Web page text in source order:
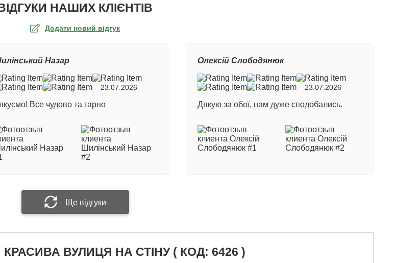
НАШИХ КЛІЄНТІВ
Додати новий відгук
Надіслати відгук
Назар
23.07.2026
Все чудово та гарно
Олексій Слободянюк
23.07.2026
Дякую за обої, нам дуже сподобались.
Ще відгуки
ВУЛИЦЯ НА СТІНУ ( КОД: 6426 )